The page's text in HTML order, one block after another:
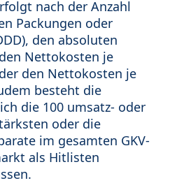
nach der Anzahl
Packungen oder
den absoluten
Nettokosten je
den Nettokosten je
besteht die
die 100 umsatz- oder
oder die
im gesamten GKV-
als Hitlisten